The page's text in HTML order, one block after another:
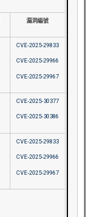
漏洞編號
CVE-2025-29833
CVE-2025-29966
CVE-2025-29967
CVE-2025-30377
CVE-2025-30386
CVE-2025-29833
CVE-2025-29966
CVE-2025-29967